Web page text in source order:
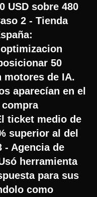
USD sobre 480
2 - Tienda
50
motores de IA.
aparecían en el
ticket medio de
superior al del
- Agencia de
herramienta
para sus
como